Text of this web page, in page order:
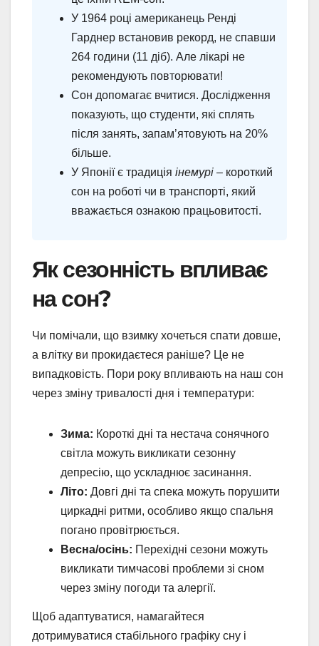
У 1964 році американець Ренді
Гарднер встановив рекорд, не спавши
264 години (11 діб). Але лікарі не
рекомендують повторювати!
Сон допомагає вчитися. Дослідження
показують, що студенти, які сплять
після занять, запам’ятовують на 20%
більше.
У Японії є традиція інемурі – короткий
сон на роботі чи в транспорті, який
вважається ознакою працьовитості.
Як сезонність впливає
на сон?
Чи помічали, що взимку хочеться спати довше,
а влітку ви прокидаєтеся раніше? Це не
випадковість. Пори року впливають на наш сон
через зміну тривалості дня і температури:
Зима: Короткі дні та нестача сонячного
світла можуть викликати сезонну
депресію, що ускладнює засинання.
Літо: Довгі дні та спека можуть порушити
циркадні ритми, особливо якщо спальня
погано провітрюється.
Весна/осінь: Перехідні сезони можуть
викликати тимчасові проблеми зі сном
через зміну погоди та алергії.
Щоб адаптуватися, намагайтеся
дотримуватися стабільного графіку сну і